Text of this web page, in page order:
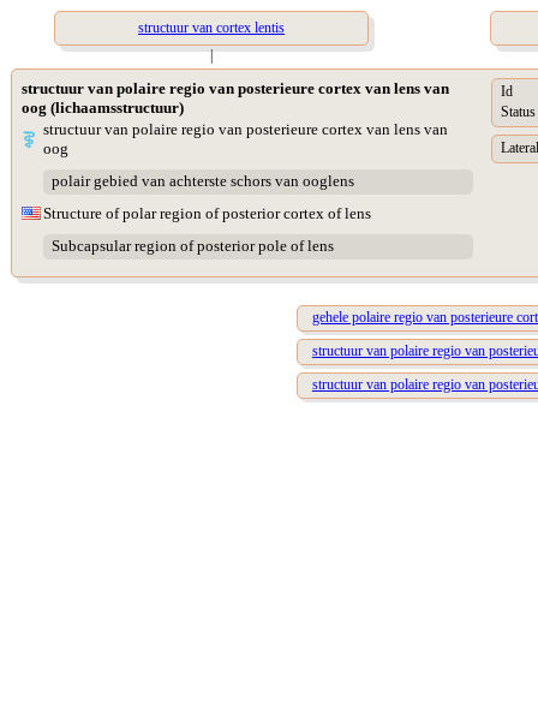
structuur van cortex lentis
|
structuur van polaire regio van posterieure cortex van lens van
oog (lichaamsstructuur)
structuur van polaire regio van posterieure cortex van lens van
oog
polair gebied van achterste schors van ooglens
Structure of polar region of posterior cortex of lens
Subcapsular region of posterior pole of lens
Id
Status
gehele polaire regio van posterieure
structuur van polaire regio van
structuur van polaire regio van